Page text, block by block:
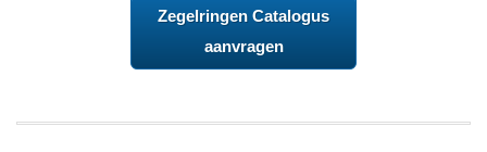
Zegelringen Catalogus
aanvragen